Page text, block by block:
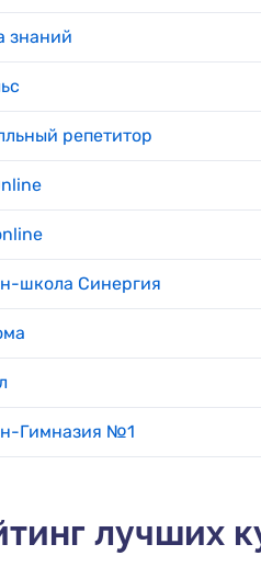
знаний
репетитор
школа Синергия
Гимназия №1
лучших